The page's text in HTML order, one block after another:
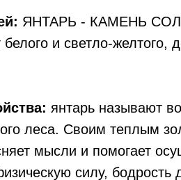
ЯНТАРЬ - КАМЕНЬ
белого и светло-желтого,
янтарь называют
леса. Своим теплым
мысли и помогает
силу, бодрость